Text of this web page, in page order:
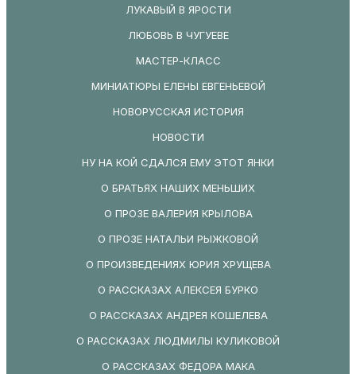
ЛУКАВЫЙ В ЯРОСТИ
ЛЮБОВЬ В ЧУГУЕВЕ
МАСТЕР-КЛАСС
МИНИАТЮРЫ ЕЛЕНЫ ЕВГЕНЬЕВОЙ
НОВОРУССКАЯ ИСТОРИЯ
НОВОСТИ
НУ НА КОЙ СДАЛСЯ ЕМУ ЭТОТ ЯНКИ
О БРАТЬЯХ НАШИХ МЕНЬШИХ
О ПРОЗЕ ВАЛЕРИЯ КРЫЛОВА
О ПРОЗЕ НАТАЛЬИ РЫЖКОВОЙ
О ПРОИЗВЕДЕНИЯХ ЮРИЯ ХРУЩЕВА
О РАССКАЗАХ АЛЕКСЕЯ БУРКО
О РАССКАЗАХ АНДРЕЯ КОШЕЛЕВА
О РАССКАЗАХ ЛЮДМИЛЫ КУЛИКОВОЙ
О РАССКАЗАХ ФЕДОРА МАКА